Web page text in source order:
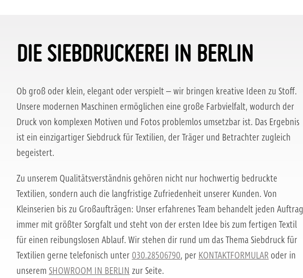
DIE SIEBDRUCKEREI IN BERLIN
Ob groß oder klein, elegant oder verspielt – wir bringen kreative Ideen zu Stoff.
Unsere modernen Maschinen ermöglichen eine große Farbvielfalt, wodurch der
Druck von komplexen Motiven und Fotos problemlos umsetzbar ist. Das Ergebnis
ist ein einzigartiger Siebdruck für Textilien, der Träger und Betrachter zugleich
begeistert.
Zu unserem Qualitätsverständnis gehören nicht nur hochwertig bedruckte
Textilien, sondern auch die langfristige Zufriedenheit unserer Kunden. Von
Kleinserien bis zu Großaufträgen: Unser erfahrenes Team behandelt jeden Auftrag
immer mit größter Sorgfalt und steht von der ersten Idee bis zum fertigen Textil
für einen reibungslosen Ablauf. Wir stehen dir rund um das Thema Siebdruck für
Textilien gerne telefonisch unter 030.28506790, per KONTAKTFORMULAR oder in
unserem SHOWROOM IN BERLIN zur Seite.